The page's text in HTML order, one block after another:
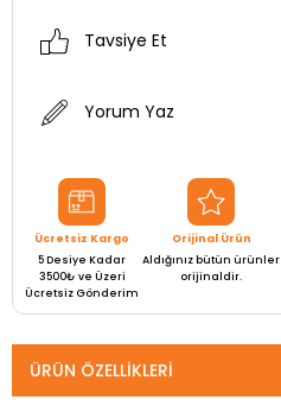
Tavsiye Et
Yorum Yaz
Ücretsiz Kargo
5 Desiye Kadar
3500₺ ve Üzeri
Ücretsiz Gönderim
Orijinal Ürün
Aldığınız bütün ürünler
orijinaldir.
ÜRÜN ÖZELLIKLERI